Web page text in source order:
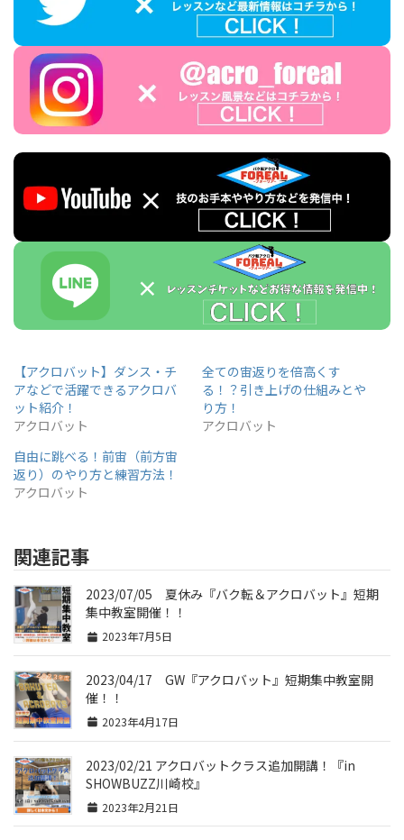
【アクロバット】ダンス・チ
アなどで活躍できるアクロバ
ット紹介！
アクロバット
全ての宙返りを倍高くす
る！？引き上げの仕組みとや
り方！
アクロバット
自由に跳べる！前宙（前方宙
返り）のやり方と練習方法！
アクロバット
関連記事
2023/07/05 夏休み『バク転＆アクロバット』短期
集中教室開催！！
2023年7月5日
2023/04/17 GW『アクロバット』短期集中教室開
催！！
2023年4月17日
2023/02/21 アクロバットクラス追加開講！『in
SHOWBUZZ川崎校』
2023年2月21日